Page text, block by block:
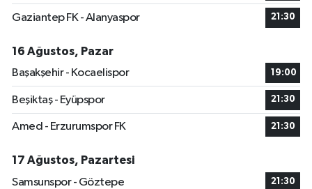
Gaziantep FK - Alanyaspor 21:30
16 Ağustos, Pazar
Başakşehir - Kocaelispor
19:00
Beşiktaş - Eyüpspor 21:30
Amed - Erzurumspor FK 21:30
17 Ağustos, Pazartesi
Samsunspor - Göztepe
21:30